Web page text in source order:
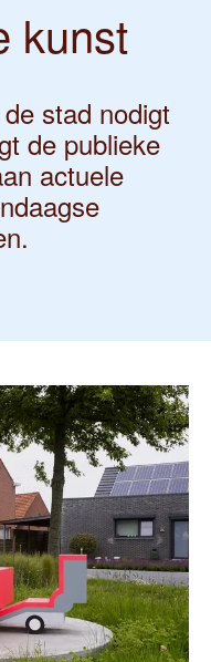
kunst
stad nodigt
de publieke
actuele